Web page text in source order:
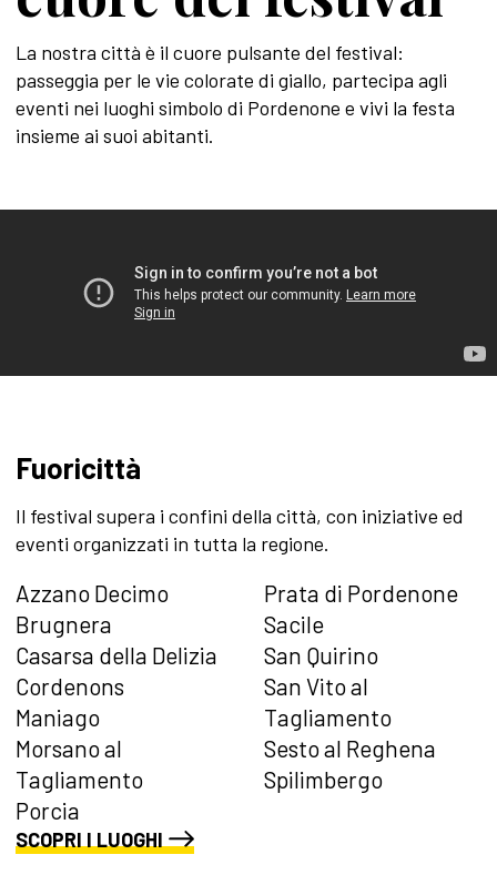
La nostra città è il cuore pulsante del festival:
passeggia per le vie colorate di giallo, partecipa agli
eventi nei luoghi simbolo di Pordenone e vivi la festa
insieme ai suoi abitanti.
Fuoricittà
Il festival supera i confini della città, con iniziative ed
eventi organizzati in tutta la regione.
Azzano Decimo
Brugnera
Casarsa della Delizia
Cordenons
Maniago
Morsano al
Tagliamento
Porcia
Prata di Pordenone
Sacile
San Quirino
San Vito al
Tagliamento
Sesto al Reghena
Spilimbergo
SCOPRI I LUOGHI